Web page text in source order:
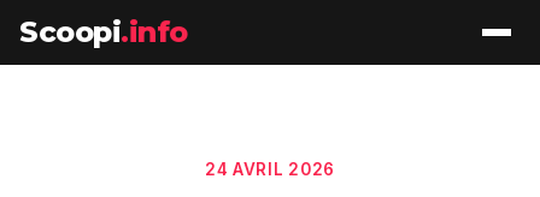
Scoopi.info
24 AVRIL 2026